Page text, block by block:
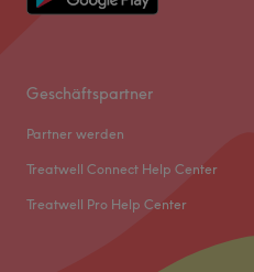
Geschäftspartner
Partner werden
Treatwell Connect Help Center
Treatwell Pro Help Center